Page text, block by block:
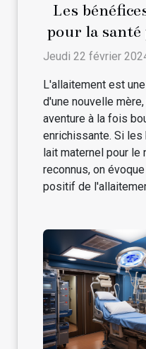
Les
pour la santé
la
Jeudi 22 février
L'allaitement est
d'une nouvelle
aventure à la fois
enrichissante. Si
lait maternel pour
reconnus, on
positif de